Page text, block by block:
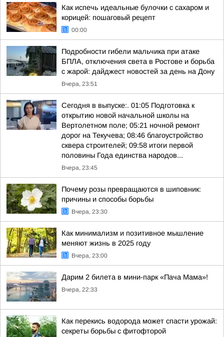
Как испечь идеальные булочки с сахаром и
корицей: пошаговый рецепт
00:00
Подробности гибели мальчика при атаке
БПЛА, отключения света в Ростове и борьба
с жарой: дайджест новостей за день на Дону
Вчера, 23:51
Сегодня в выпуске:. 01:05 Подготовка к
открытию новой начальной школы на
Вертолетном поле; 05:21 ночной ремонт
дорог на Текучева; 08:46 благоустройство
сквера строителей; 09:58 итоги первой
половины Года единства народов...
Вчера, 23:45
Почему розы превращаются в шиповник:
причины и способы борьбы
Вчера, 23:30
Как минимализм и позитивное мышление
меняют жизнь в 2025 году
Вчера, 23:00
Дарим 2 билета в мини-парк «Пача Мама»!
Вчера, 22:33
Как перекись водорода может спасти урожай:
секреты борьбы с фитофторой